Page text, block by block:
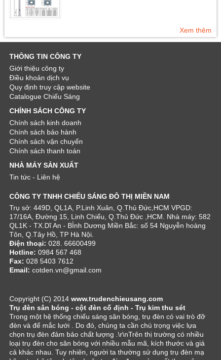
Xem thêm
THÔNG TIN CÔNG TY
Giới thiệu công ty
Điều khoản dịch vụ
Quy định truy cập website
Catalogue Chiếu Sáng
CHÍNH SÁCH CÔNG TY
Chính sách kinh doanh
Chính sách bảo hành
Chính sách vận chuyển
Chính sách thanh toán
NHÀ MÁY SẢN XUẤT
Tin tức - Liên hệ
CÔNG TY TNHH CHIẾU SÁNG ĐÔ THỊ MIỀN NAM
Trụ sở: 449D, QL1A, P.Linh Xuân, Q.Thủ Đức,HCM VPGD:
17/16A, Đường 15, Linh Chiểu, Q.Thủ Đức ,HCM. Nhà máy: 582
QL1K - TX.Dĩ An - BÌnh Dương Miền Bắc: số 54 Nguyễn hoàng
Tôn, Q.Tây Hồ, TP Hà Nội.
Điện thoại: 028. 66600499
Hotline: 0984 567 468
Fax: 028 5403 7612
Email: cotden.vn@gmail.com
Copyright (C) 2014 www.trudenchieusang.com
Trụ đèn sân bóng - cột đèn cố định - Trụ kim thu sét
Trong một hệ thống chiếu sáng sân bóng, trụ đèn có vai trò đỡ
đèn và để mắc lưới . Do đó, chúng ta cần chú trọng việc lựa
chọn trụ đèn đảm bảo chất lượng .\r\nTrên thị trường có nhiều
loại trụ đèn cho sân bóng với nhiều mẫu mã, kích thước và giá
cả khác nhau. Tuy nhiên, người ta thường sử dụng trụ đèn mạ